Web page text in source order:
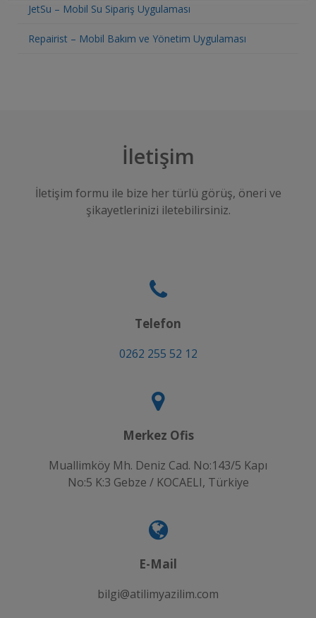
JetSu – Mobil Su Sipariş Uygulaması
Repairist – Mobil Bakım ve Yönetim Uygulaması
İletişim
İletişim formu ile bize her türlü görüş, öneri ve
şikayetlerinizi iletebilirsiniz.
Telefon
0262 255 52 12
Merkez Ofis
Muallimköy Mh. Deniz Cad. No:143/5 Kapı
No:5 K:3 Gebze / KOCAELI, Türkiye
E-Mail
bilgi@atilimyazilim.com